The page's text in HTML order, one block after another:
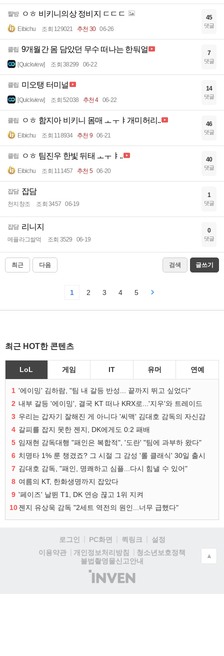
짤방 ㅇㅎ 비키니의상 정비지 ㄷㄷㄷ
Eibichu 조회 129021 추천 30 06-26
45
댓글
클립 9개월간 몸 담았던 무수 떠나는 한둬얼
[Quickview] 조회 38299 06-22
7
댓글
클립 미오탱 터미널
[Quickview] 조회 52038 추천 4 06-22
14
댓글
클립 ㅇㅎ 함지아 비키니 몸매 ㅗㅜㅑ개미허리..
Eibichu 조회 118934 추천 9 06-21
46
댓글
클립 ㅇㅎ 팀진우 한빛 뒤태 ㅗㅜㅑ..
Eibichu 조회 111457 추천 5 06-20
40
댓글
잡담 잡담
천지창조 조회 3457 06-19
1
댓글
잡담 리니지
메플라그쌀먹 조회 3529 06-19
0
댓글
최근 다음 검색 글쓰기
1 2 3 4 5
최근 HOT한 콘텐츠
LoL 게임 IT 유머 연예
1 '에이밍' 김하람, "팀 내 갈등 반성... 끝까지 뛰고 싶었다"
2 내부 갈등 '에이밍', 결국 KT 떠나 KRX로...'지우'와 트레이드
3 우리는 갑자기 잘해진 게 아니다 '씨맥' 김대호 감독의 자신감
4 갈피를 잡지 못한 젠지, DK에게도 0:2 패배
5 임재현 감독대행 "패인은 복합적", '도란' "팀에 과부하 왔다"
6 치명타 1% 룬 챙겼죠? 그 시절 그 감성 '롤 클래식' 30일 출시
7 김대호 감독, "패인, 명쾌하고 심플...다시 힘낼 수 있어"
8 여름의 KT, 한화생명까지 잡았다
9 '페이즈' 날뛴 T1, DK 연승 끊고 1위 지켜
10젠지 유상욱 감독 "2세트 역전의 원인...너무 급했다"
로그인 PC화면 퀵링크
설정
이용약관
개인정보처리방침
청소년보호정책
불법촬영물신고안내
(주)
인
▲